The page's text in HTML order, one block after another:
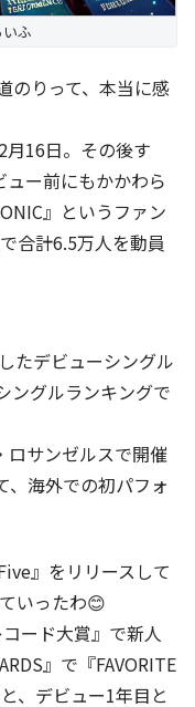
ふ
のりって、本当に感
16日。その後す
ー前にもかかわら
』というファン
合計6.5万人を動員
たデビューシングル
ングルランキングで
ロサンゼルスで開催
、海外での初パフォ
』をリリースして
いったわ😊
ード大賞』で新人
』で『FAVORITE
、デビュー1年目と